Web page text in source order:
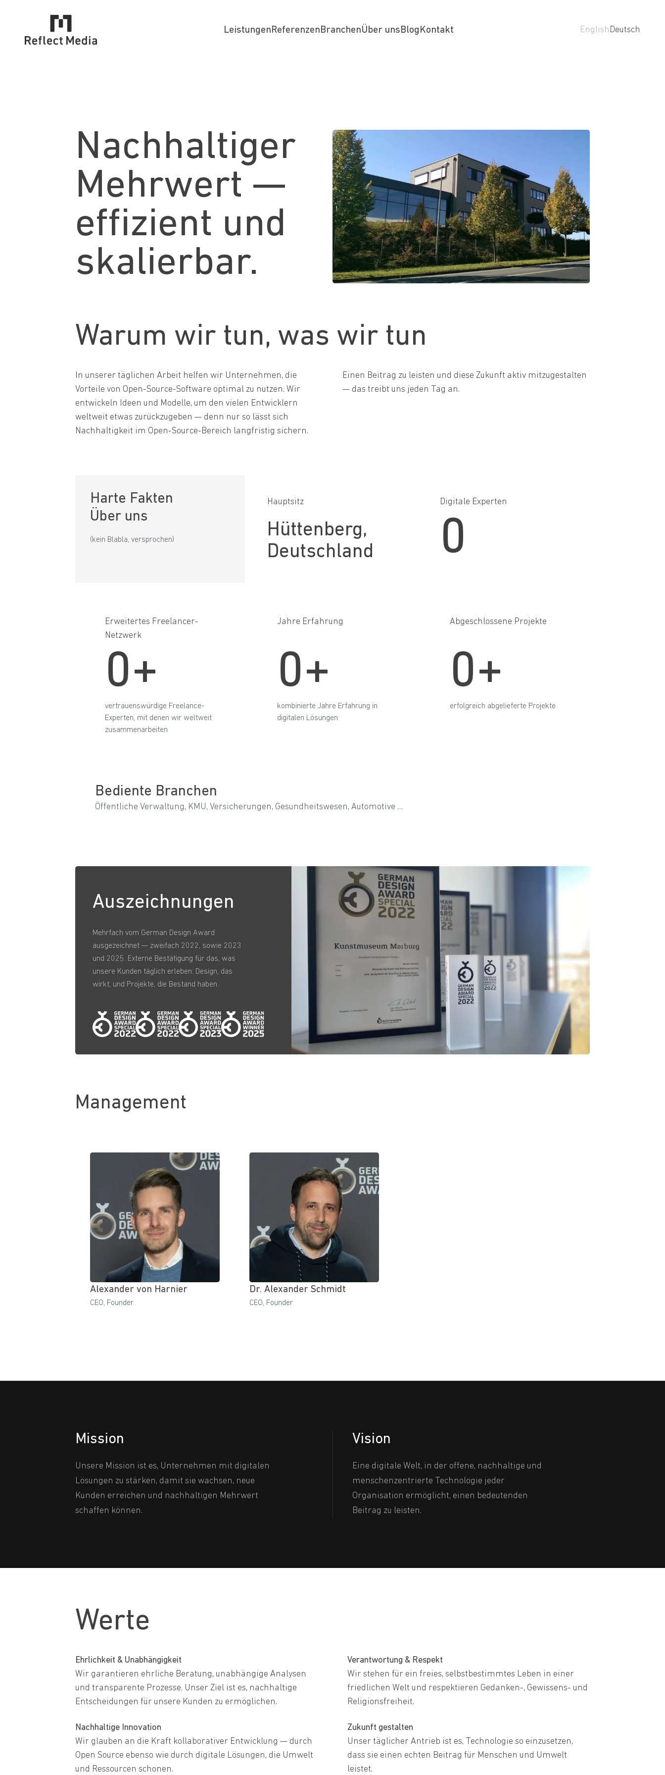
Leistungen Referenzen BranchenÜber uns Blog Kontakt English Deutsch
Nachhaltiger
Mehrwert —
effizient und
skalierbar.
Warum wir tun, was wir tun
In unserer täglichen Arbeit helfen wir Unternehmen, die
Vorteile von Open-Source-Software optimal zu nutzen. Wir
entwickeln Ideen und Modelle, um den vielen Entwicklern
weltweit etwas zurückzugeben — denn nur so lässt sich
Nachhaltigkeit im Open-Source-Bereich langfristig sichern.
Einen Beitrag zu leisten und diese Zukunft aktiv mitzugestalten
— das treibt uns jeden Tag an.
Harte Fakten
Über uns
(kein Blabla, versprochen)
Hauptsitz
Hüttenberg,
Deutschland
Digitale Experten
0
Erweitertes Freelancer-
Netzwerk
0+
vertrauenswürdige Freelance-
Experten, mit denen wir weltweit
zusammenarbeiten
Jahre Erfahrung
0+
kombinierte Jahre Erfahrung in
digitalen Lösungen
Abgeschlossene Projekte
0+
erfolgreich abgelieferte Projekte
Bediente Branchen
Öffentliche Verwaltung, KMU, Versicherungen, Gesundheitswesen, Automotive …
Auszeichnungen
Mehrfach vom German Design Award
ausgezeichnet — zweifach 2022, sowie 2023
und 2025. Externe Bestätigung für das, was
unsere Kunden täglich erleben: Design, das
wirkt, und Projekte, die Bestand haben.
Management
Alexander von Harnier
CEO, Founder
Dr. Alexander Schmidt
CEO, Founder
Mission
Unsere Mission ist es, Unternehmen mit digitalen
Lösungen zu stärken, damit sie wachsen, neue
Kunden erreichen und nachhaltigen Mehrwert
schaffen können.
Vision
Eine digitale Welt, in der offene, nachhaltige und
menschenzentrierte Technologie jeder
Organisation ermöglicht, einen bedeutenden
Beitrag zu leisten.
Werte
Ehrlichkeit & Unabhängigkeit
Wir garantieren ehrliche Beratung, unabhängige Analysen
und transparente Prozesse. Unser Ziel ist es, nachhaltige
Entscheidungen für unsere Kunden zu ermöglichen.
Nachhaltige Innovation
Wir glauben an die Kraft kollaborativer Entwicklung — durch
Open Source ebenso wie durch digitale Lösungen, die Umwelt
und Ressourcen schonen.
Verantwortung & Respekt
Wir stehen für ein freies, selbstbestimmtes Leben in einer
friedlichen Welt und respektieren Gedanken-, Gewissens- und
Religionsfreiheit.
Zukunft gestalten
Unser täglicher Antrieb ist es, Technologie so einzusetzen,
dass sie einen echten Beitrag für Menschen und Umwelt
leistet.